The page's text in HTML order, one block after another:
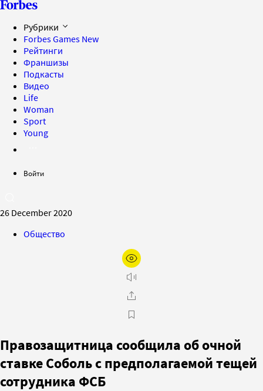
Рубрики
Forbes Games New
Рейтинги
Франшизы
Подкасты
Видео
Life
Woman
Sport
Young
Войти
26 December 2020
Общество
Правозащитница сообщила об очной
ставке Соболь с предполагаемой тещей
сотрудника ФСБ